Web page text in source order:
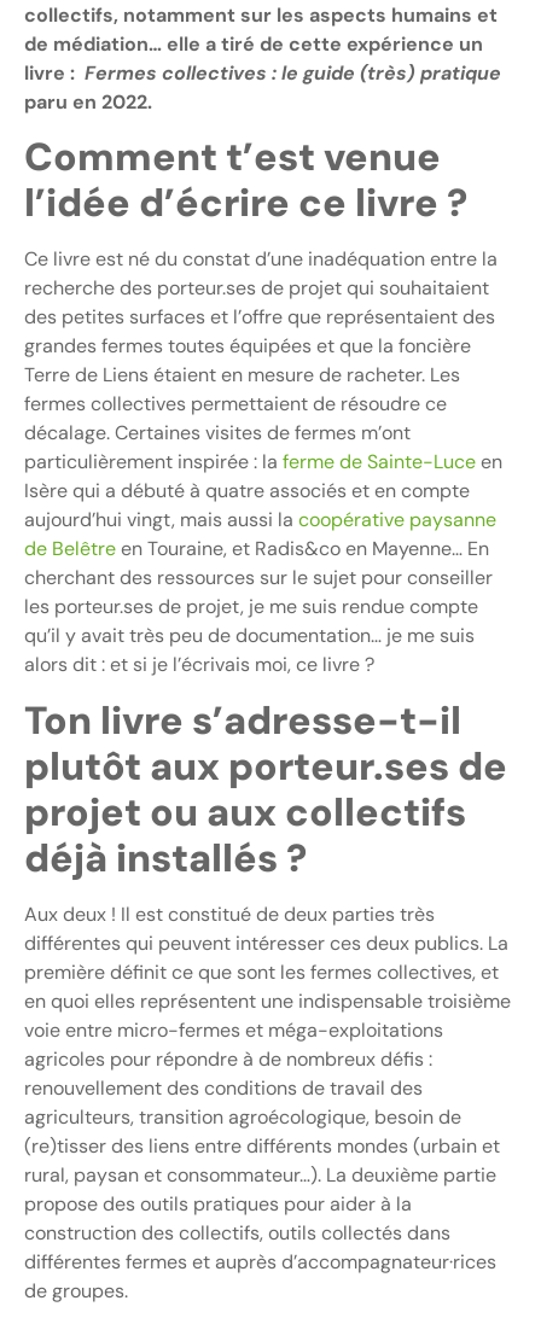
collectifs, notamment sur les aspects humains et
de médiation… elle a tiré de cette expérience un
livre : Fermes collectives : le guide (très) pratique
paru en 2022.
Comment t’est venue
l’idée d’écrire ce livre ?
Ce livre est né du constat d’une inadéquation entre la
recherche des porteur.ses de projet qui souhaitaient
des petites surfaces et l’offre que représentaient des
grandes fermes toutes équipées et que la foncière
Terre de Liens étaient en mesure de racheter. Les
fermes collectives permettaient de résoudre ce
décalage. Certaines visites de fermes m’ont
particulièrement inspirée : la ferme de Sainte-Luceen
Isère qui a débuté à quatre associés et en compte
aujourd’hui vingt, mais aussi la coopérative paysanne
de Belêtreen Touraine, et Radis&co en Mayenne… En
cherchant des ressources sur le sujet pour conseiller
les porteur.ses de projet, je me suis rendue compte
qu’il y avait très peu de documentation… je me suis
alors dit : et si je l’écrivais moi, ce livre ?
Ton livre s’adresse-t-il
plutôt aux porteur.ses de
projet ou aux collectifs
déjà installés ?
Aux deux ! Il est constitué de deux parties très
différentes qui peuvent intéresser ces deux publics. La
première définit ce que sont les fermes collectives, et
en quoi elles représentent une indispensable troisième
voie entre micro-fermes et méga-exploitations
agricoles pour répondre à de nombreux défis :
renouvellement des conditions de travail des
agriculteurs, transition agroécologique, besoin de
(re)tisser des liens entre différents mondes (urbain et
rural, paysan et consommateur…). La deuxième partie
propose des outils pratiques pour aider à la
construction des collectifs, outils collectés dans
différentes fermes et auprès d’accompagnateur·rices
de groupes.